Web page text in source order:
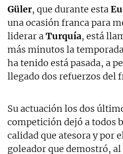
Güler, que durante esta
una ocasión franca para
liderar aTurquía, está
más minutos la
ha tenido está pasada, a
llegado dos refuerzos del
Su actuación los dos
competición dejó a todos
calidad que atesora y por
goleador que demostró,